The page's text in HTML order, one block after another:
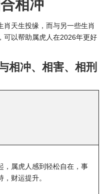
相冲
肖天生投缘，而与另一些生肖
可以帮助属虎人在2026年更好
相冲、相害、相刑
，属虎人感到轻松自在，事
，财运提升。